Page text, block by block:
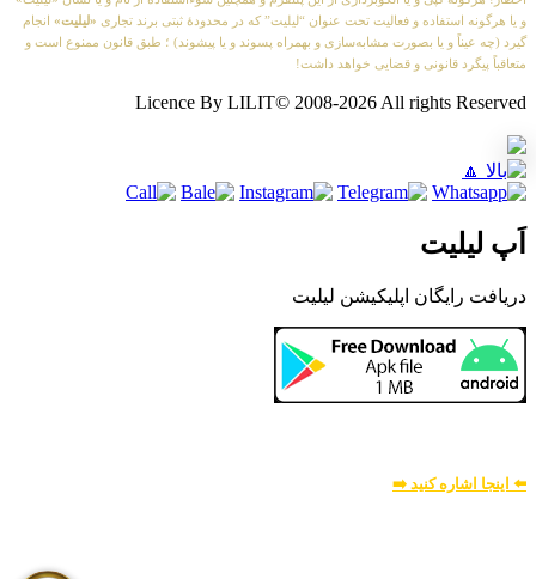
و یا هرگونه استفاده و فعالیت تحت عنوان “لیلیت” که در محدودهٔ ثبتی برند تجاری «لیلیت» انجام
گیرد (چه عیناً و یا بصورت مشابه‌سازی و بهمراه پسوند و یا پیشوند) ؛ طبق قانون ممنوع است و
متعاقباً پیگرد قانونی و قضایی خواهد داشت!
Licence By LILIT© 2008-2026 All rights Reserved
اَپ لیلیت
دریافت رایگان اپلیکیشن لیلیت
⬅️ اینجا اشاره کنید ➡️